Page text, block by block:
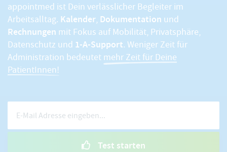
appointmed ist Dein verlässlicher Begleiter im
Arbeitsalltag. Kalender, Dokumentation und
Rechnungen mit Fokus auf Mobilität, Privatsphäre,
Datenschutz und 1-A-Support. Weniger Zeit für
Administration bedeutet mehr Zeit für Deine
PatientInnen!
Test starten